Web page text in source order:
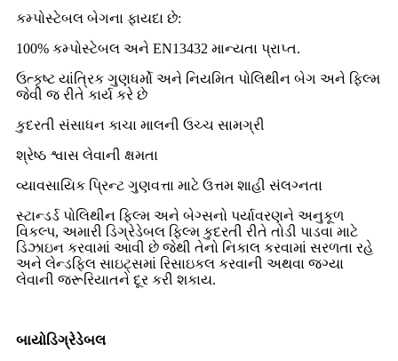
કમ્પોસ્ટેબલ બેગના ફાયદા છે:
100% કમ્પોસ્ટેબલ અને EN13432 માન્યતા પ્રાપ્ત.
ઉત્કૃષ્ટ યાંત્રિક ગુણધર્મો અને નિયમિત પોલિથીન બેગ અને ફિલ્મ
જેવી જ રીતે કાર્ય કરે છે
કુદરતી સંસાધન કાચા માલની ઉચ્ચ સામગ્રી
શ્રેષ્ઠ શ્વાસ લેવાની ક્ષમતા
વ્યાવસાયિક પ્રિન્ટ ગુણવત્તા માટે ઉત્તમ શાહી સંલગ્નતા
સ્ટાન્ડર્ડ પોલિથીન ફિલ્મ અને બેગ્સનો પર્યાવરણને અનુકૂળ
વિકલ્પ, અમારી ડિગ્રેડેબલ ફિલ્મ કુદરતી રીતે તોડી પાડવા માટે
ડિઝાઇન કરવામાં આવી છે જેથી તેનો નિકાલ કરવામાં સરળતા રહે
અને લેન્ડફિલ સાઇટ્સમાં રિસાઇકલ કરવાની અથવા જગ્યા
લેવાની જરૂરિયાતને દૂર કરી શકાય.
બાયોડિગ્રેડેબલ